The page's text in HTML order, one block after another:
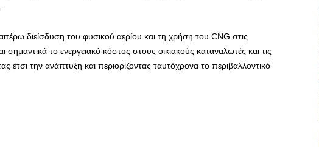
διείσδυση του φυσικού αερίου και τη χρήση του CNG στις
σημαντικά το ενεργειακό κόστος στους οικιακούς καταναλωτές και τις
έτσι την ανάπτυξη και περιορίζοντας ταυτόχρονα το περιβαλλοντικό